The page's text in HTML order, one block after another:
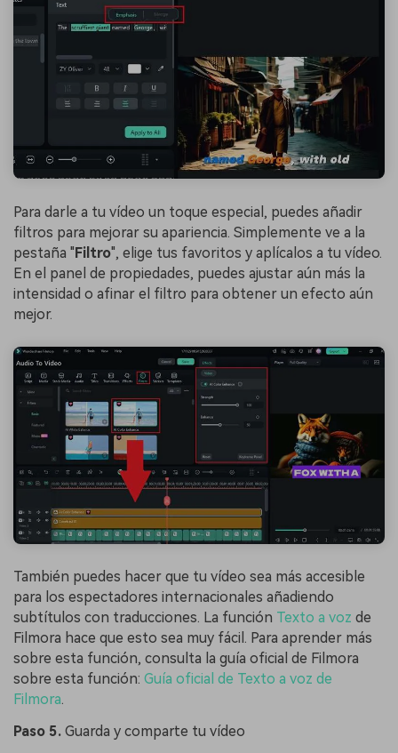
Para darle a tu vídeo un toque especial, puedes añadir
filtros para mejorar su apariencia. Simplemente ve a la
pestaña "Filtro", elige tus favoritos y aplícalos a tu vídeo.
En el panel de propiedades, puedes ajustar aún más la
intensidad o afinar el filtro para obtener un efecto aún
mejor.
También puedes hacer que tu vídeo sea más accesible
para los espectadores internacionales añadiendo
subtítulos con traducciones. La función Texto a voz de
Filmora hace que esto sea muy fácil. Para aprender más
sobre esta función, consulta la guía oficial de Filmora
sobre esta función: Guía oficial de Texto a voz de
Filmora.
Paso 5. Guarda y comparte tu vídeo